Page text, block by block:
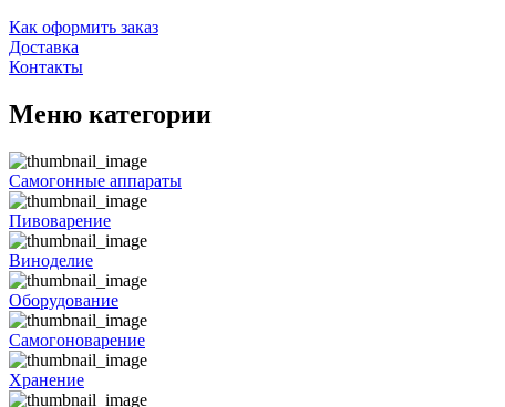
Как оформить заказ
Доставка
Контакты
Меню категории
Самогонные аппараты
Пивоварение
Виноделие
Оборудование
Самогоноварение
Хранение